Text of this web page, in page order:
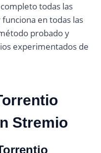
todas las
en todas las
probado y
experimentados de
Stremio